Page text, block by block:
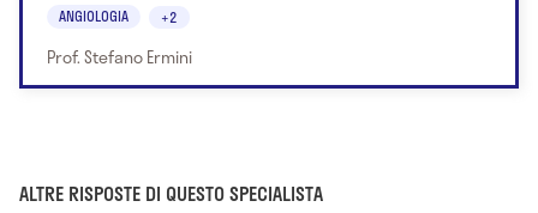
ANGIOLOGIA +2
Prof. Stefano Ermini
ALTRE RISPOSTE DI QUESTO SPECIALISTA